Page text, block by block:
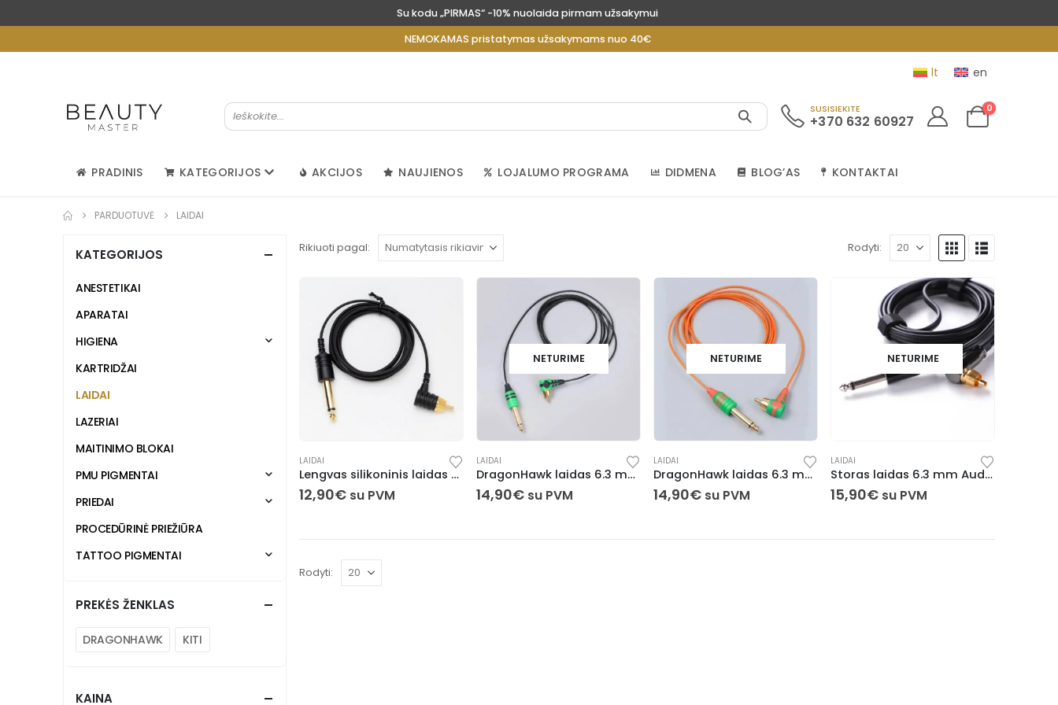
Su kodu „PIRMAS“ -10% nuolaida pirmam užsakymui
NEMOKAMAS pristatymas užsakymams nuo 40€
lt en
SUSISIEKITE
+370 632 60927
0
PRADINIS KATEGORIJOS AKCIJOS NAUJIENOS LOJALUMO PROGRAMA DIDMENA BLOG’AS KONTAKTAI
PARDUOTUVĖ LAIDAI
Rikiuoti pagal: Rodyti:
LAIDAI
Lengvas silikoninis laidas 6.3 mm Audio / RCA
12,90€ su PVM
NETURIME
LAIDAI
DragonHawk laidas 6.3 mm Audio / RCA (Juodas)
14,90€ su PVM
NETURIME
LAIDAI
DragonHawk laidas 6.3 mm Audio / RCA (Oranžinis)
14,90€ su PVM
NETURIME
LAIDAI
Storas laidas 6.3 mm Audio / RCA
15,90€ su PVM
Rodyti:
KATEGORIJOS
ANESTETIKAI
APARATAI
HIGIENA
KARTRIDŽAI
LAIDAI
LAZERIAI
MAITINIMO BLOKAI
PMU PIGMENTAI
PRIEDAI
PROCEDŪRINĖ PRIEŽIŪRA
TATTOO PIGMENTAI
PREKĖS ŽENKLAS
DRAGONHAWK KITI
KAINA